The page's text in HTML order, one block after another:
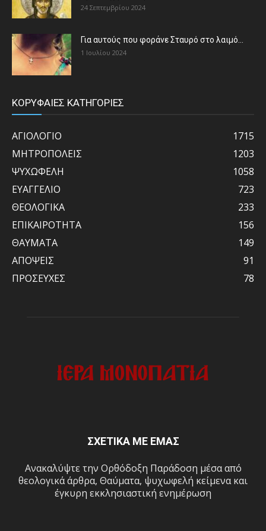
24 Σεπτεμβρίου 2024
Για αυτούς που φοράνε Σταυρό στο λαιμό…
1 Ιουλίου 2024
ΚΟΡΥΦΑΙΕΣ ΚΑΤΗΓΟΡΙΕΣ
ΑΓΙΟΛΟΓΙΟ
1715
ΜΗΤΡΟΠΟΛΕΙΣ
1203
ΨΥΧΩΦΕΛΗ
1058
ΕΥΑΓΓΕΛΙΟ
723
ΘΕΟΛΟΓΙΚΑ
233
ΕΠΙΚΑΙΡΟΤΗΤΑ
156
ΘΑΥΜΑΤΑ
149
ΑΠΟΨΕΙΣ
91
ΠΡΟΣΕΥΧΕΣ
78
ΣΧΕΤΙΚΑ ΜΕ ΕΜΑΣ
Ανακαλύψτε την Ορθόδοξη Παράδοση μέσα από
θεολογικά άρθρα, Θαύματα, ψυχωφελή κείμενα και
έγκυρη εκκλησιαστική ενημέρωση